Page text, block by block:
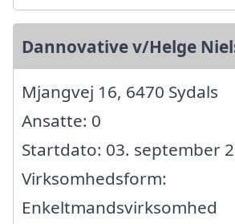
Dannovative v/Helge
Mjangvej 16, 6470 Sydals
Ansatte: 0
Startdato: 03. september
Virksomhedsform:
Enkeltmandsvirksomhed